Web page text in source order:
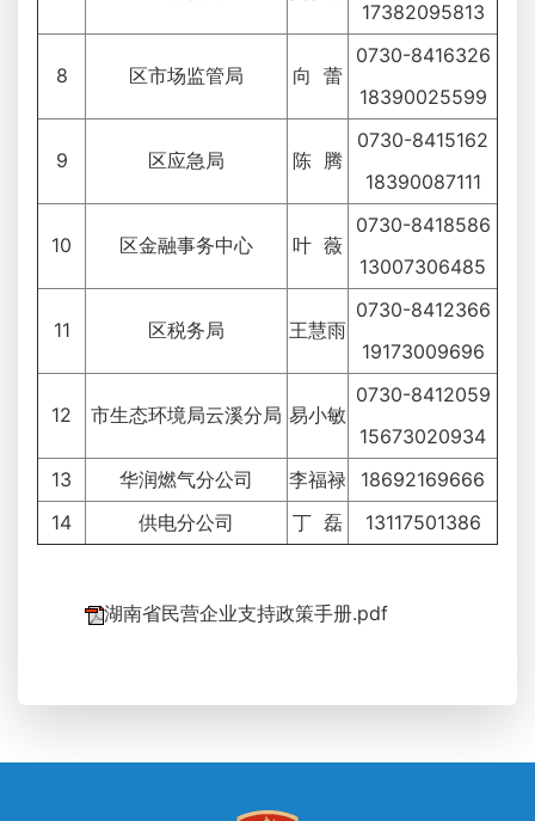
17382095813
8 区市场监管局 向 蕾
0730-8416326
18390025599
9 区应急局 陈 腾
0730-8415162
18390087111
10 区金融事务中心 叶 薇
0730-8418586
13007306485
11 区税务局 王慧雨
0730-8412366
19173009696
12 市生态环境局云溪分局 易小敏
0730-8412059
15673020934
13
华润燃气分公司 李福禄
18692169666
14
供电分公司 丁 磊 13117501386
湖南省民营企业支持政策手册.pdf